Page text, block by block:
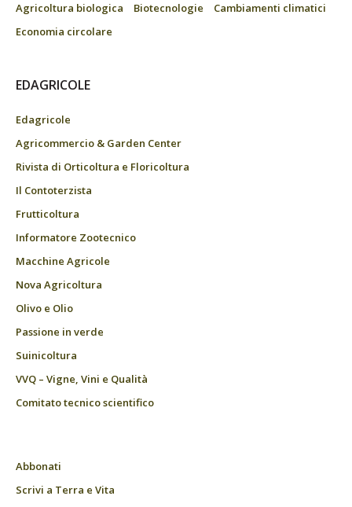
Agricoltura biologica
Biotecnologie
Cambiamenti climatici
Economia circolare
EDAGRICOLE
Edagricole
Agricommercio & Garden Center
Rivista di Orticoltura e Floricoltura
Il Contoterzista
Frutticoltura
Informatore Zootecnico
Macchine Agricole
Nova Agricoltura
Olivo e Olio
Passione in verde
Suinicoltura
VVQ – Vigne, Vini e Qualità
Comitato tecnico scientifico
Abbonati
Scrivi a Terra e Vita